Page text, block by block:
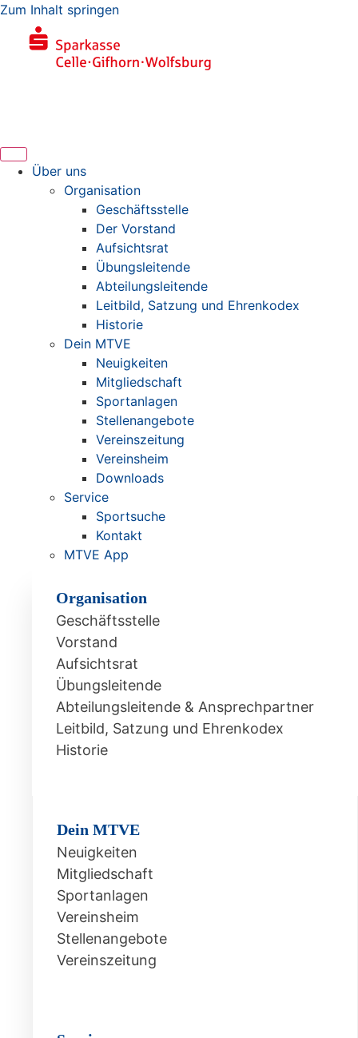
Zum Inhalt springen
Über uns
Organisation
Geschäftsstelle
Der Vorstand
Aufsichtsrat
Übungsleitende
Abteilungsleitende
Leitbild, Satzung und Ehrenkodex
Historie
Dein MTVE
Neuigkeiten
Mitgliedschaft
Sportanlagen
Stellenangebote
Vereinszeitung
Vereinsheim
Downloads
Service
Sportsuche
Kontakt
MTVE App
Organisation
Geschäftsstelle
Vorstand
Aufsichtsrat
Übungsleitende
Abteilungsleitende & Ansprechpartner
Leitbild, Satzung und Ehrenkodex
Historie
Dein MTVE
Neuigkeiten
Mitgliedschaft
Sportanlagen
Vereinsheim
Stellenangebote
Vereinszeitung